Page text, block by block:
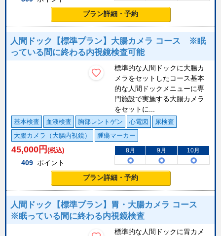
プラン詳細・予約
人間ドック【標準プラン】大腸カメラ コース ※眠
っている間に終わる内視鏡検査可能
標準的な人間ドックに大腸カ
メラをセットしたコース基本
的な人間ドックメニューに専
門施設で実施する大腸カメラ
をセットに...
基本検査 血液検査 胸部レントゲン 心電図
尿検査
大腸カメラ（大腸内視鏡）
腫瘍マーカー
45,000 円 (税込)
409 ポイント
8月 9月 10月
プラン詳細・予約
人間ドック【標準プラン】胃・大腸カメラ コース
※眠っている間に終わる内視鏡検査
標準的な人間ドックに胃カメ